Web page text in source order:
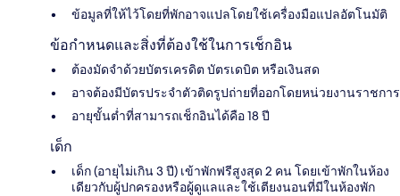
ข้อมูลที่ให้ไว้โดยที่พักอาจแปลโดยใช้เครื่องมือแปลอัตโนมัติ
ข้อกำหนดและสิ่งที่ต้องใช้ในการเช็กอิน
ต้องมัดจำด้วยบัตรเครดิต บัตรเดบิต หรือเงินสด
อาจต้องมีบัตรประจำตัวติดรูปถ่ายที่ออกโดยหน่วยงานราชการ
อายุขั้นต่ำที่สามารถเช็กอินได้คือ 18 ปี
เด็ก
เด็ก (อายุไม่เกิน 3 ปี) เข้าพักฟรีสูงสุด 2 คน โดยเข้าพักในห้อง
เดียวกับผู้ปกครองหรือผู้ดูแลและใช้เตียงนอนที่มีในห้องพัก